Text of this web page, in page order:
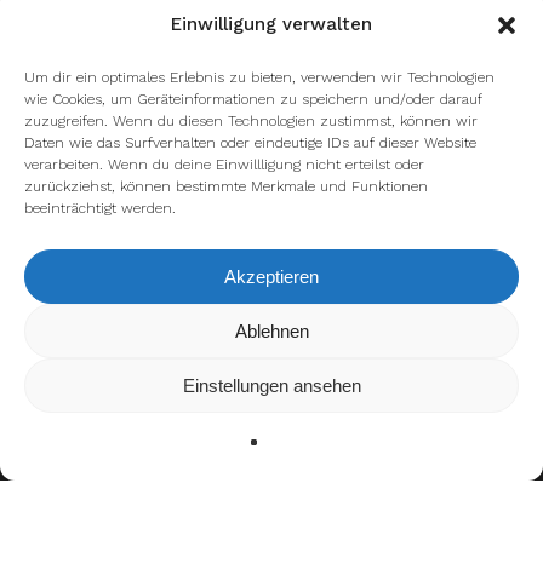
Einwilligung verwalten
Um dir ein optimales Erlebnis zu bieten, verwenden wir Technologien
wie Cookies, um Geräteinformationen zu speichern und/oder darauf
zuzugreifen. Wenn du diesen Technologien zustimmst, können wir
Daten wie das Surfverhalten oder eindeutige IDs auf dieser Website
verarbeiten. Wenn du deine Einwillligung nicht erteilst oder
zurückziehst, können bestimmte Merkmale und Funktionen
beeinträchtigt werden.
Akzeptieren
Ablehnen
Einstellungen ansehen
facebook youtube instagram spotify twitch
email
Wir verwenden Cookies, um dir die bestmögliche Erfahrung auf
kannst du erfahren, welche Cookies wir
verwenden oder sie ausschalten.